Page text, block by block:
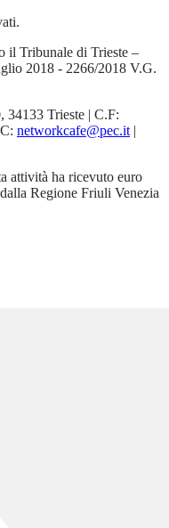
il Tribunale di Trieste –
2018 - 2266/2018 V.G.
34133 Trieste | C.F:
networkcafe@pec.it |
attività ha ricevuto euro
Regione Friuli Venezia